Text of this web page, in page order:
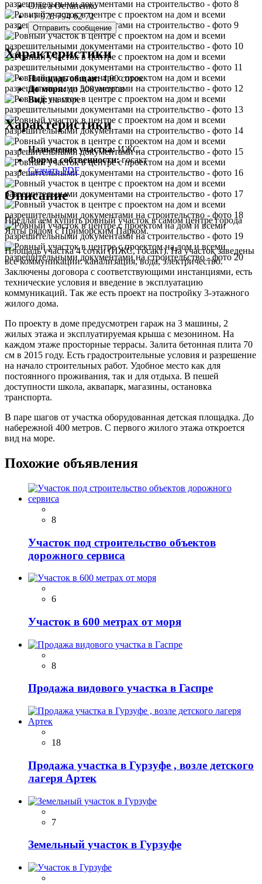
Ольга Остапенко
+7 978 794 62 72
Отправить сообщение
Характеристики
Площадь общая: 4.00 соток
До моря: до 500 метров
Вид: на море
Характеристики
Назначение участка: ИЖС
Форма собтвенности: госакт
Скачать PDF
Описание
Предлагаем купить ровный участок в самом центре города
Ялты рядом с Приморским Парком.
Площадь участка 4 сотки (ИЖС, госакт). На участок заведены
все коммуникации: канализация, вода, электричество.
Заключены договора с соответствующими инстанциями, есть
технические условия и введение в эксплуатацию
коммуникаций. Так же есть проект на постройку 3-этажного
жилого дома.
По проекту в доме предусмотрен гараж на 3 машины, 2
жилых этажа и эксплуатируемая крыша с мезонином. На
каждом этаже просторные террасы. Залита бетонная плита 70
см в 2015 году. Есть градостроительные условия и разрешение
на начало строительных работ. Удобное место как для
постоянного проживания, так и для отдыха. В пешей
доступности школа, аквапарк, магазины, остановка
транспорта.
В паре шагов от участка оборудованная детская площадка. До
набережной 400 метров. С первого жилого этажа откроется
вид на море.
Похожие объявления
8
Участок под строительство объектов
дорожного сервиса
6
Участок в 600 метрах от моря
8
Продажа видового участка в Гаспре
18
Продажа участка в Гурзуфе , возле детского
лагеря Артек
7
Земельный участок в Гурзуфе